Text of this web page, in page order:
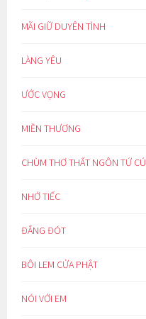
MÃI GIỮ DUYÊN TÌNH
LÀNG YÊU
ƯỚC VỌNG
MIỀN THƯƠNG
CHÙM THƠ THẤT NGÔN TỨ CÚ
NHỚ TIẾC
ĐẮNG ĐÓT
BÔI LEM CỬA PHẬT
NÓI VỚI EM